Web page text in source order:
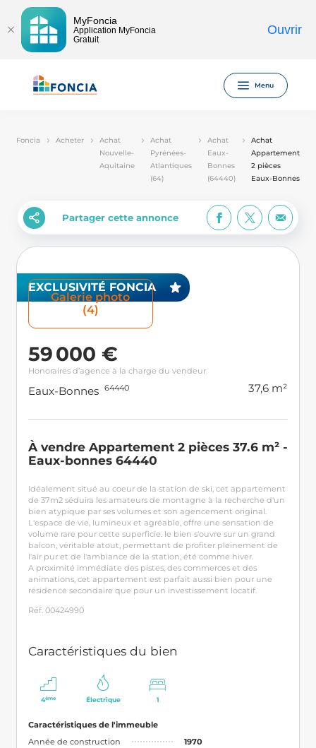
MyFoncia
Application MyFoncia
Gratuit
Ouvrir
Menu
Foncia Acheter
Achat
Nouvelle-
Aquitaine
Achat
Pyrénées-
Atlantiques
(64)
Achat
Eaux-
Bonnes
(64440)
Achat
Appartement
2 pièces
Eaux-Bonnes
Partager cette annonce
EXCLUSIVITÉ FONCIA
Galerie photo
(4)
À vendre Appartement 2 pièces 37.6 m² -
Eaux-bonnes 64440
Idéalement situé au coeur de la station de ski, cet appartement
de 37m2 séduira les amateurs de montagne à la recherche d'un
bien atypique par ses volumes et son agencement original.
L'espace de vie, lumineux et agréable, offre une sensation de
volume rare pour cette superficie. le bien s'ouvre sur un grand
balcon, véritable atout, permettant de profiter pleinement de
l'air pur et de l'ambiance de la station, été comme hiver.
A proximité immédiate des pistes, des commerces et des
animations, cet appartement est parfait aussi bien pour une
résidence secondaire que pour un investissement locatif.
Réf. 00424990
Caractéristiques du bien
4ème Électrique 1
Caractéristiques de l'immeuble
Année de construction
1970
59 000 €
Honoraires d’agence à la charge du vendeur
Eaux-Bonnes 64440 37,6 m²